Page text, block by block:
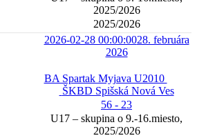
2025/2026
2025/2026
2026-02-28 00:00:0028. februára
2026
BA Spartak Myjava U2010
ŠKBD Spišská Nová Ves
56 - 23
U17 – skupina o 9.-16.miesto,
2025/2026